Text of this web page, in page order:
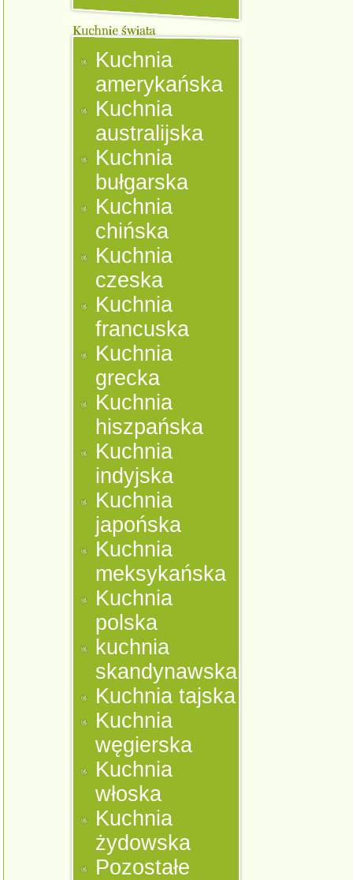
Kuchnia
amerykańska
Kuchnia
australijska
Kuchnia
bułgarska
Kuchnia
chińska
Kuchnia
czeska
Kuchnia
francuska
Kuchnia
grecka
Kuchnia
hiszpańska
Kuchnia
indyjska
Kuchnia
japońska
Kuchnia
meksykańska
Kuchnia
polska
kuchnia
skandynawska
Kuchnia tajska
Kuchnia
węgierska
Kuchnia
włoska
Kuchnia
żydowska
Pozostałe